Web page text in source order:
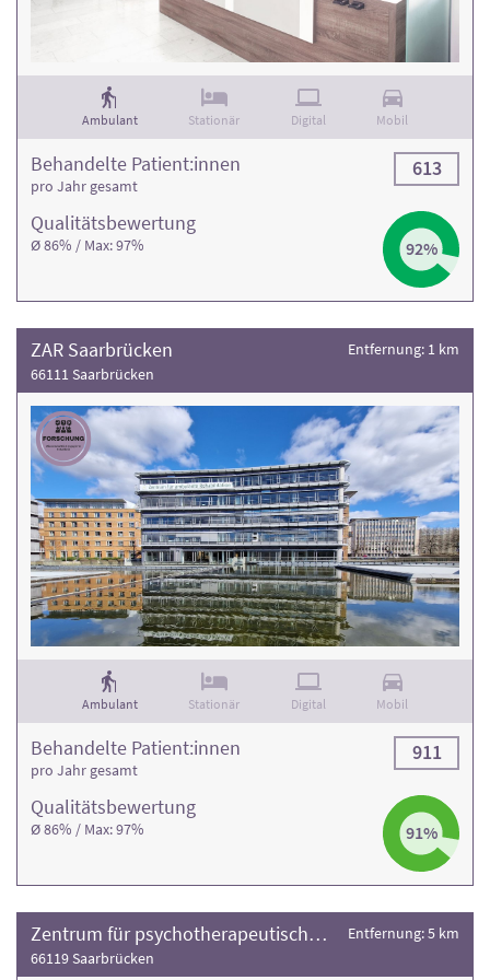
Rehaklinik und die Anzahl der Behandlungsfälle.
Ambulant Stationär Digital Mobil
Qualitäts­bewertung
Ø 86% / Max: 97% 92%
Behandelte Patient:innen
pro Jahr gesamt
613
ZAR Saarbrücken
66111 Saarbrücken
Entfernung: 1 km
Ambulant Stationär Digital Mobil
Qualitäts­bewertung
Ø 86% / Max: 97% 91%
Behandelte Patient:innen
pro Jahr gesamt
911
Zentrum für psychotherapeutische Rehabilitation, Klinik Tiefental
66119 Saarbrücken
Entfernung: 5 km